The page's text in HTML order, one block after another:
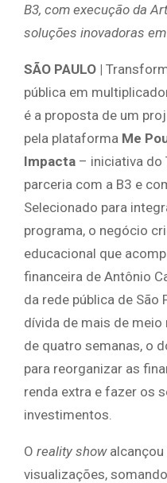
B3, com execução da
soluções inovadoras
SÃO PAULO |
pública em
é a proposta de um
pela plataforma Me
Impacta – iniciativa do
parceria com a B3 e
Selecionado para
programa, o negócio
educacional que
financeira de Antônio
da rede pública de São
dívida de mais de
de quatro semanas, o
para reorganizar as
renda extra e fazer os
investimentos.
O reality showalcançou
visualizações,